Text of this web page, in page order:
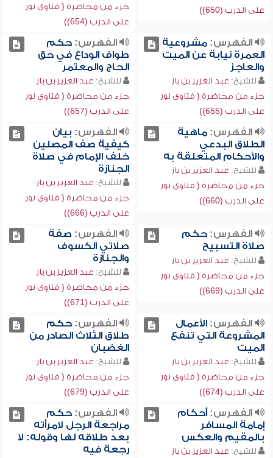
على الدرب (650))
جزء من محاضرة ( فتاوى نور
على الدرب (654))
الفهرس:مشروعية
العمرة نيابة عن الميت
والعاجز
للشيخ: عبد العزيز بن باز
جزء من محاضرة ( فتاوى نور
على الدرب (655))
الفهرس:حكم
طواف الوداع في حق
الحاج والمعتمر
للشيخ: عبد العزيز بن باز
جزء من محاضرة ( فتاوى نور
على الدرب (657))
الفهرس:ماهية
الطلاق البدعي
والأحكام المتعلقة به
للشيخ: عبد العزيز بن باز
جزء من محاضرة ( فتاوى نور
على الدرب (660))
الفهرس: بيان
كيفية صف المصلين
خلف الإمام في صلاة
الجنازة
للشيخ: عبد العزيز بن باز
جزء من محاضرة ( فتاوى نور
على الدرب (666))
الفهرس:حكم
صلاة التسبيح
للشيخ: عبد العزيز بن باز
جزء من محاضرة ( فتاوى نور
على الدرب (669))
الفهرس: صفة
صلاتي الكسوف
والجنازة
للشيخ: عبد العزيز بن باز
جزء من محاضرة ( فتاوى نور
على الدرب (671))
الفهرس:الأعمال
المشروعة التي تنفع
الميت
للشيخ: عبد العزيز بن باز
جزء من محاضرة ( فتاوى نور
على الدرب (674))
الفهرس:حكم
طلاق الثلاث الصادر من
الغضبان
للشيخ: عبد العزيز بن باز
جزء من محاضرة ( فتاوى نور
على الدرب (679))
الفهرس:أحكام
إمامة المسافر
بالمقيم والعكس
للشيخ: عبد العزيز بن باز
الفهرس:حكم
مراجعة الرجل لامرأته
بعد طلاقه لها وقوله: لا
رجعة فيه